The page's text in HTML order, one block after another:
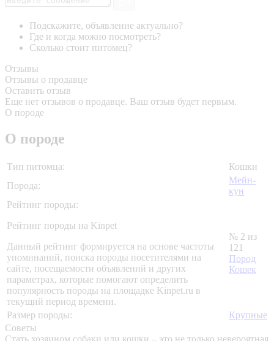
Подскажите, объявление актуально?
Где и когда можно посмотреть?
Сколько стоит питомец?
Отзывы
Отзывы о продавце
Оставить отзыв
Еще нет отзывов о продавце. Ваш отзыв будет первым.
О породе
О породе
Тип питомца:
Кошки
Порода:
Мейн-
кун
Рейтинг породы:
Рейтинг породы на Kinpet
Данный рейтинг формируется на основе частоты
упоминаний, поиска породы посетителями на
сайте, посещаемости объявлений и других
параметрах, которые помогают определить
популярность породы на площадке Kinpet.ru в
текущий период времени.
№ 2 из
121
Пород
Кошек
Размер породы:
Крупные
Советы